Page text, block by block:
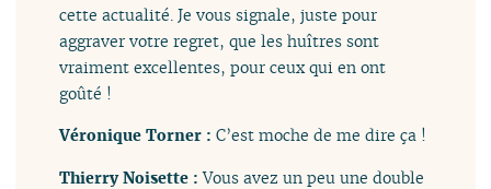
cette actualité. Je vous signale, juste pour
aggraver votre regret, que les huîtres sont
vraiment excellentes, pour ceux qui en ont
goûté !
Véronique Torner :C’est moche de me dire ça !
Thierry Noisette :Vous avez un peu une double